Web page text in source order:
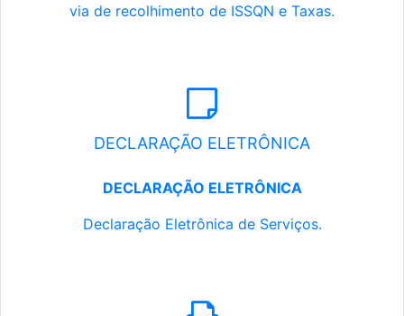
via de recolhimento de ISSQN e Taxas.
DECLARAÇÃO ELETRÔNICA
DECLARAÇÃO ELETRÔNICA
Declaração Eletrônica de Serviços.